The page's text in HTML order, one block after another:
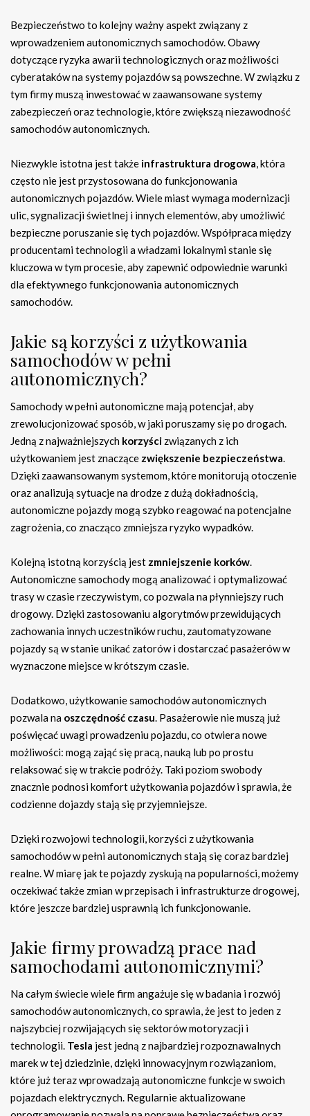
Bezpieczeństwo to kolejny ważny aspekt związany z
wprowadzeniem autonomicznych samochodów. Obawy
dotyczące ryzyka awarii technologicznych oraz możliwości
cyberataków na systemy pojazdów są powszechne. W związku z
tym firmy muszą inwestować w zaawansowane systemy
zabezpieczeń oraz technologie, które zwiększą niezawodność
samochodów autonomicznych.
Niezwykle istotna jest także infrastruktura drogowa, która
często nie jest przystosowana do funkcjonowania
autonomicznych pojazdów. Wiele miast wymaga modernizacji
ulic, sygnalizacji świetlnej i innych elementów, aby umożliwić
bezpieczne poruszanie się tych pojazdów. Współpraca między
producentami technologii a władzami lokalnymi stanie się
kluczowa w tym procesie, aby zapewnić odpowiednie warunki
dla efektywnego funkcjonowania autonomicznych
samochodów.
Jakie są korzyści z użytkowania
samochodów w pełni
autonomicznych?
Samochody w pełni autonomiczne mają potencjał, aby
zrewolucjonizować sposób, w jaki poruszamy się po drogach.
Jedną z najważniejszych korzyści związanych z ich
użytkowaniem jest znaczące zwiększenie bezpieczeństwa.
Dzięki zaawansowanym systemom, które monitorują otoczenie
oraz analizują sytuacje na drodze z dużą dokładnością,
autonomiczne pojazdy mogą szybko reagować na potencjalne
zagrożenia, co znacząco zmniejsza ryzyko wypadków.
Kolejną istotną korzyścią jest zmniejszenie korków.
Autonomiczne samochody mogą analizować i optymalizować
trasy w czasie rzeczywistym, co pozwala na płynniejszy ruch
drogowy. Dzięki zastosowaniu algorytmów przewidujących
zachowania innych uczestników ruchu, zautomatyzowane
pojazdy są w stanie unikać zatorów i dostarczać pasażerów w
wyznaczone miejsce w krótszym czasie.
Dodatkowo, użytkowanie samochodów autonomicznych
pozwala na oszczędność czasu. Pasażerowie nie muszą już
poświęcać uwagi prowadzeniu pojazdu, co otwiera nowe
możliwości: mogą zająć się pracą, nauką lub po prostu
relaksować się w trakcie podróży. Taki poziom swobody
znacznie podnosi komfort użytkowania pojazdów i sprawia, że
codzienne dojazdy stają się przyjemniejsze.
Dzięki rozwojowi technologii, korzyści z użytkowania
samochodów w pełni autonomicznych stają się coraz bardziej
realne. W miarę jak te pojazdy zyskują na popularności, możemy
oczekiwać także zmian w przepisach i infrastrukturze drogowej,
które jeszcze bardziej usprawnią ich funkcjonowanie.
Jakie firmy prowadzą prace nad
samochodami autonomicznymi?
Na całym świecie wiele firm angażuje się w badania i rozwój
samochodów autonomicznych, co sprawia, że jest to jeden z
najszybciej rozwijających się sektorów motoryzacji i
technologii. Tesla jest jedną z najbardziej rozpoznawalnych
marek w tej dziedzinie, dzięki innowacyjnym rozwiązaniom,
które już teraz wprowadzają autonomiczne funkcje w swoich
pojazdach elektrycznych. Regularnie aktualizowane